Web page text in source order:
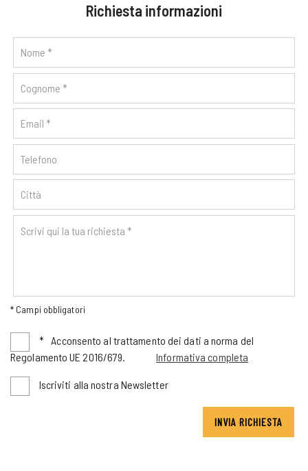
Richiesta informazioni
* Campi obbligatori
* Acconsento al trattamento dei dati a norma del
Regolamento UE 2016/679.
Informativa completa
Iscriviti alla nostra Newsletter
INVIA RICHIESTA